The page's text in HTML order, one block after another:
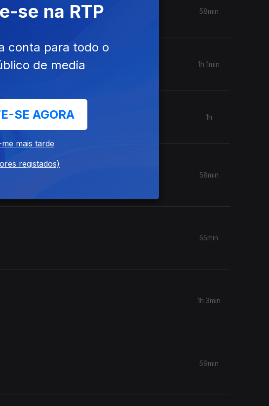
58min
1h 1min
1h
58min
55min
1h 3min
59min
se na RTP
conta para todo o
de media
SE AGORA
mais tarde
registados)